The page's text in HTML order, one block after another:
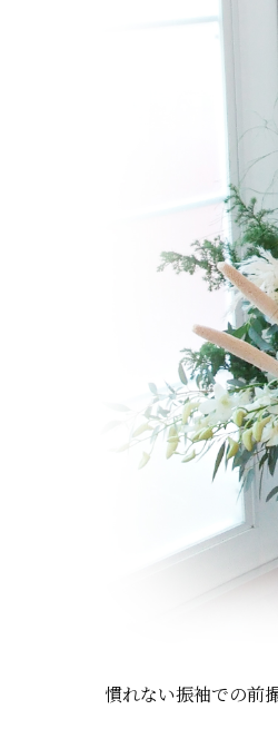
慣れない振袖での前